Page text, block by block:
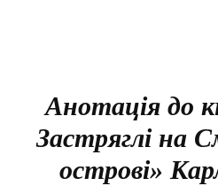
Анотація до
Застряглі на
острові»